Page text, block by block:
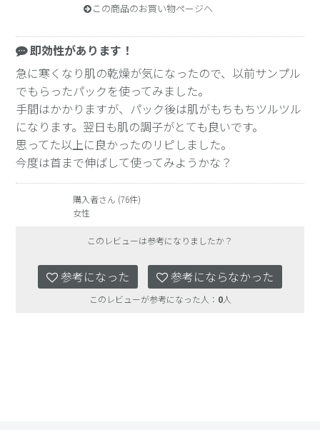
この商品のお買い物ページへ
即効性があります！
急に寒くなり肌の乾燥が気になったので、以前サンプル
でもらったパックを使ってみました。
手間はかかりますが、パック後は肌がもちもちツルツル
になります。翌日も肌の調子がとても良いです。
思ってた以上に良かったのリピしました。
今度は首まで伸ばして使ってみようかな？
購入者さん (76件)
女性
このレビューは参考になりましたか？
参考になった 参考にならなかった
このレビューが参考になった人： 0人